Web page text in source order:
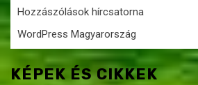
Hozzászólások hírcsatorna
WordPress Magyarország
KÉPEK ÉS CIKKEK